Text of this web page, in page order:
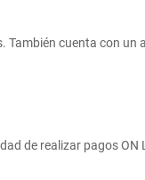
También cuenta con un
de realizar pagos ON